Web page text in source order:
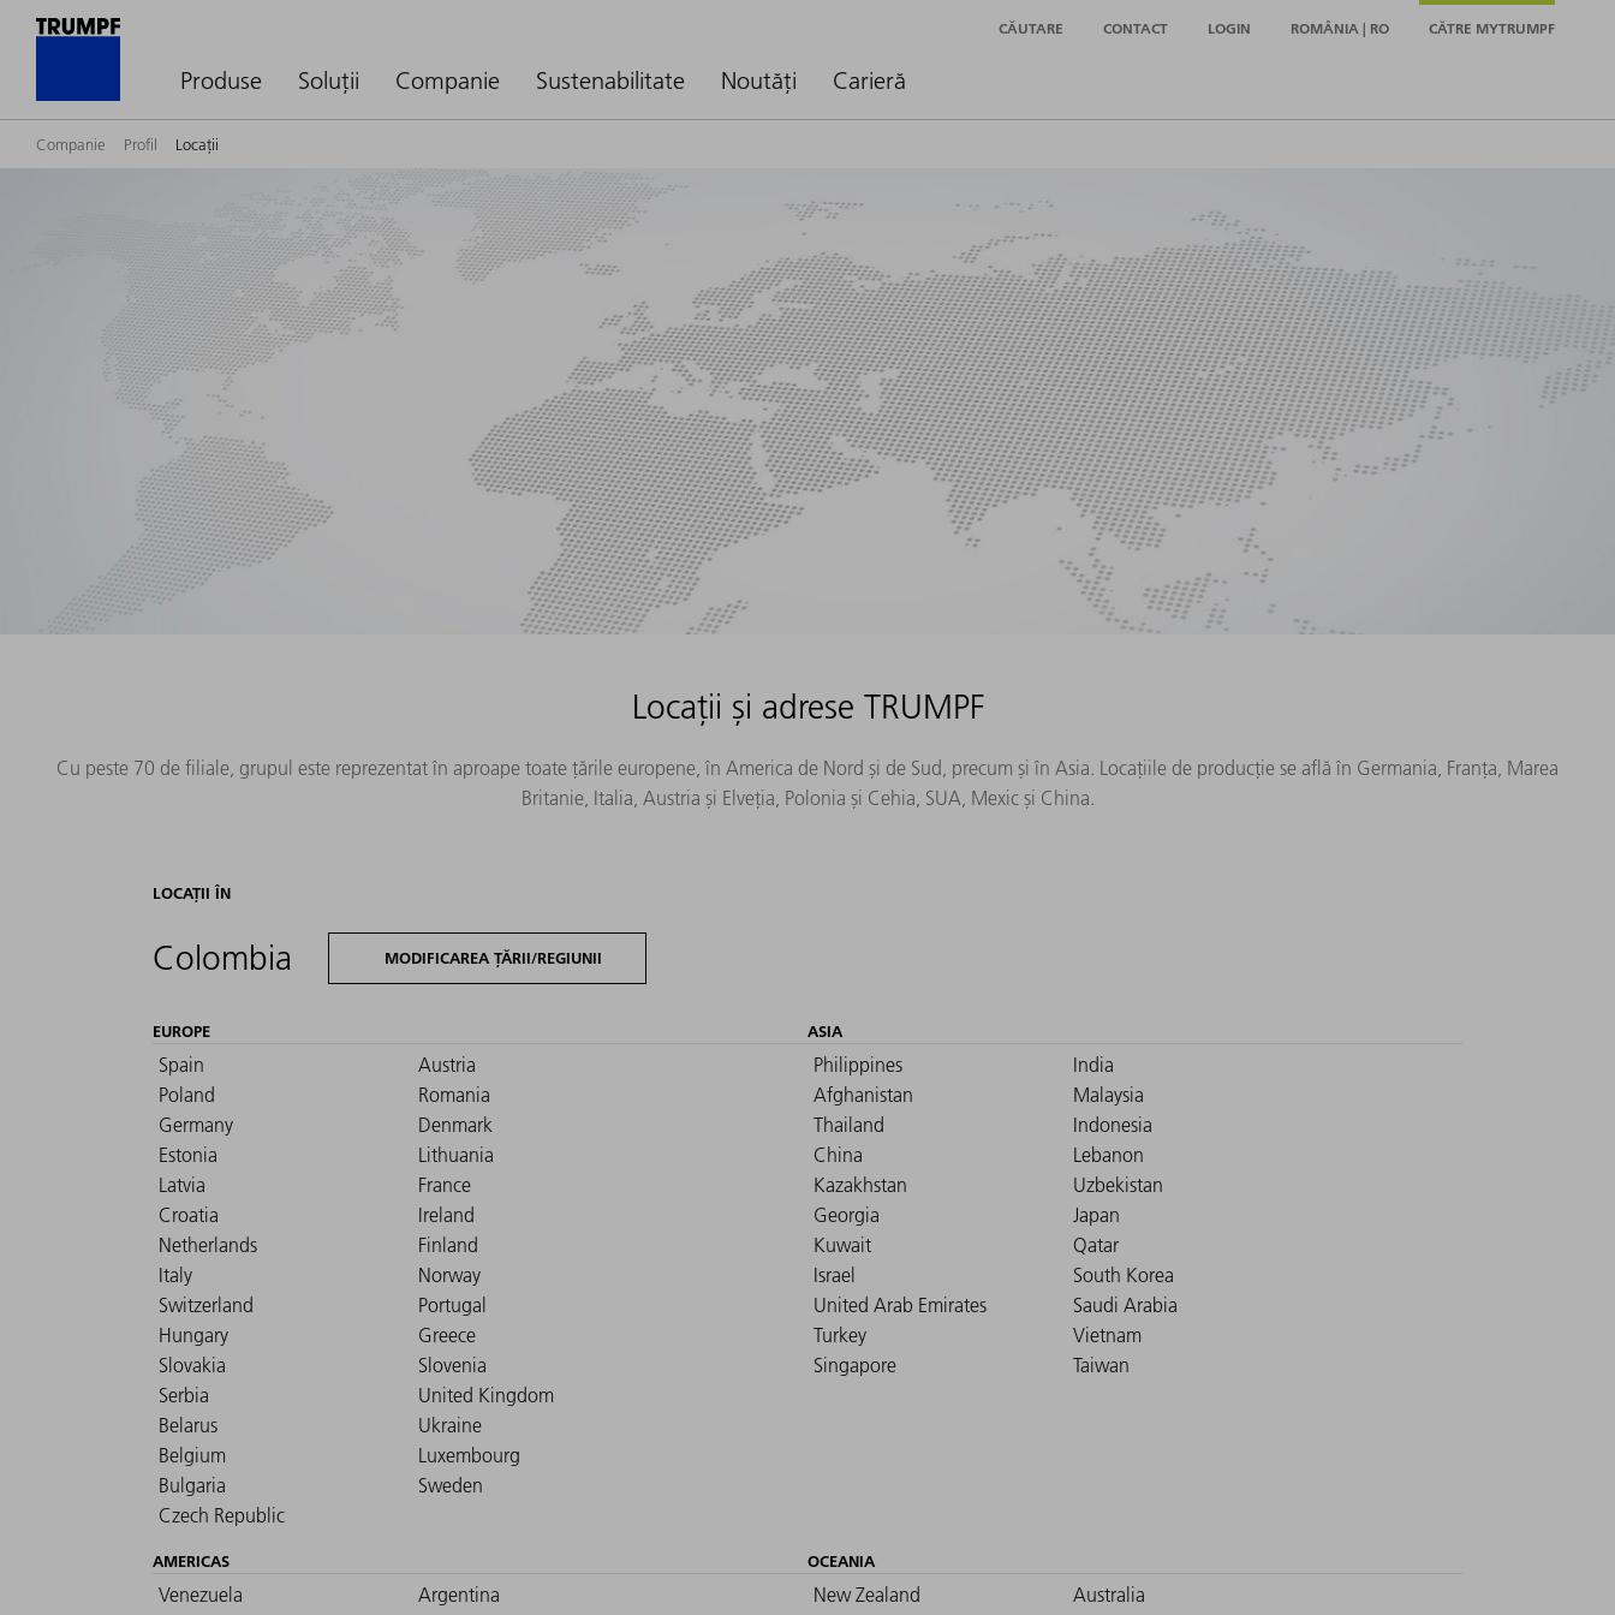
Produse Soluții Companie Sustenabilitate Noutăți Carieră
CĂUTARE CONTACT LOGIN ROMÂNIA | RO CĂTRE MYTRUMPF
Companie Profil Locații
Locații și adrese TRUMPF
Cu peste 70 de filiale, grupul este reprezentat în aproape toate țările europene, în America de Nord și de Sud, precum și în Asia. Locațiile de producție se află în Germania, Franța, Marea
Britanie, Italia, Austria și Elveția, Polonia și Cehia, SUA, Mexic și China.
LOCAȚII ÎN
Colombia MODIFICAREA ȚĂRII/REGIUNII
EUROPE
Spain
Austria
Poland
Romania
Germany
Denmark
Estonia
Lithuania
Latvia
France
Croatia
Ireland
Netherlands
Finland
Italy
Norway
Switzerland
Portugal
Hungary
Greece
Slovakia
Slovenia
Serbia
United Kingdom
Belarus
Ukraine
Belgium
Luxembourg
Bulgaria
Sweden
Czech Republic
ASIA
Philippines
India
Afghanistan
Malaysia
Thailand
Indonesia
China
Lebanon
Kazakhstan
Uzbekistan
Georgia
Japan
Kuwait
Qatar
Israel
South Korea
United Arab Emirates
Saudi Arabia
Turkey
Vietnam
Singapore
Taiwan
AMERICAS
Venezuela
Argentina
OCEANIA
New Zealand Australia